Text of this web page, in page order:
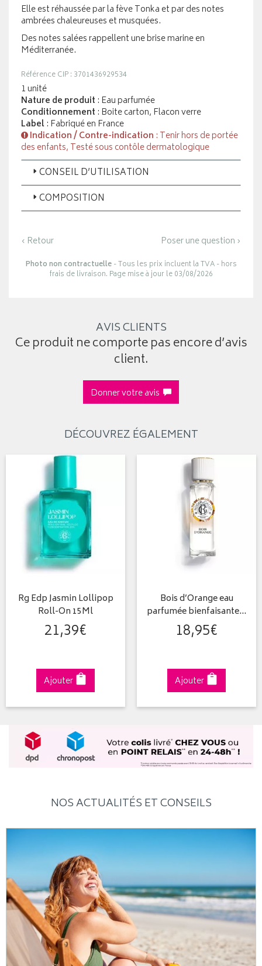
Elle est réhaussée par la fève Tonka et par des notes
ambrées chaleureuses et musquées.
Des notes salées rappellent une brise marine en
Méditerranée.
Référence CIP : 3701436929534
1 unité
Nature de produit : Eau parfumée
Conditionnement : Boite carton, Flacon verre
Label: Fabriqué en France
Indication / Contre-indication : Tenir hors de portée
des enfants, Testé sous contôle dermatologique
CONSEIL D’UTILISATION
COMPOSITION
‹ Retour Poser une question ›
Photo non contractuelle- Tous les prix incluent la TVA - hors
frais de livraison. Page mise à jour le 03/08/2026
AVIS CLIENTS
Ce produit ne comporte pas encore d’avis
client.
Donner votre avis
DÉCOUVREZ ÉGALEMENT
Rg Edp Jasmin Lollipop
Roll-On 15Ml
21,39€
Ajouter
Bois d’Orange eau
parfumée bienfaisante…
18,95€
Ajouter
NOS ACTUALITÉS ET CONSEILS